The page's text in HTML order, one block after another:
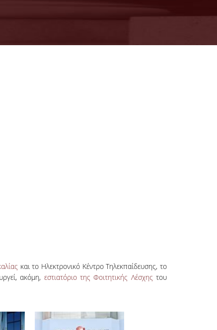
και το Ηλεκτρονικό Κέντρο Τηλεκπαίδευσης, το
ακόμη, εστιατόριο της Φοιτητικής Λέσχης του